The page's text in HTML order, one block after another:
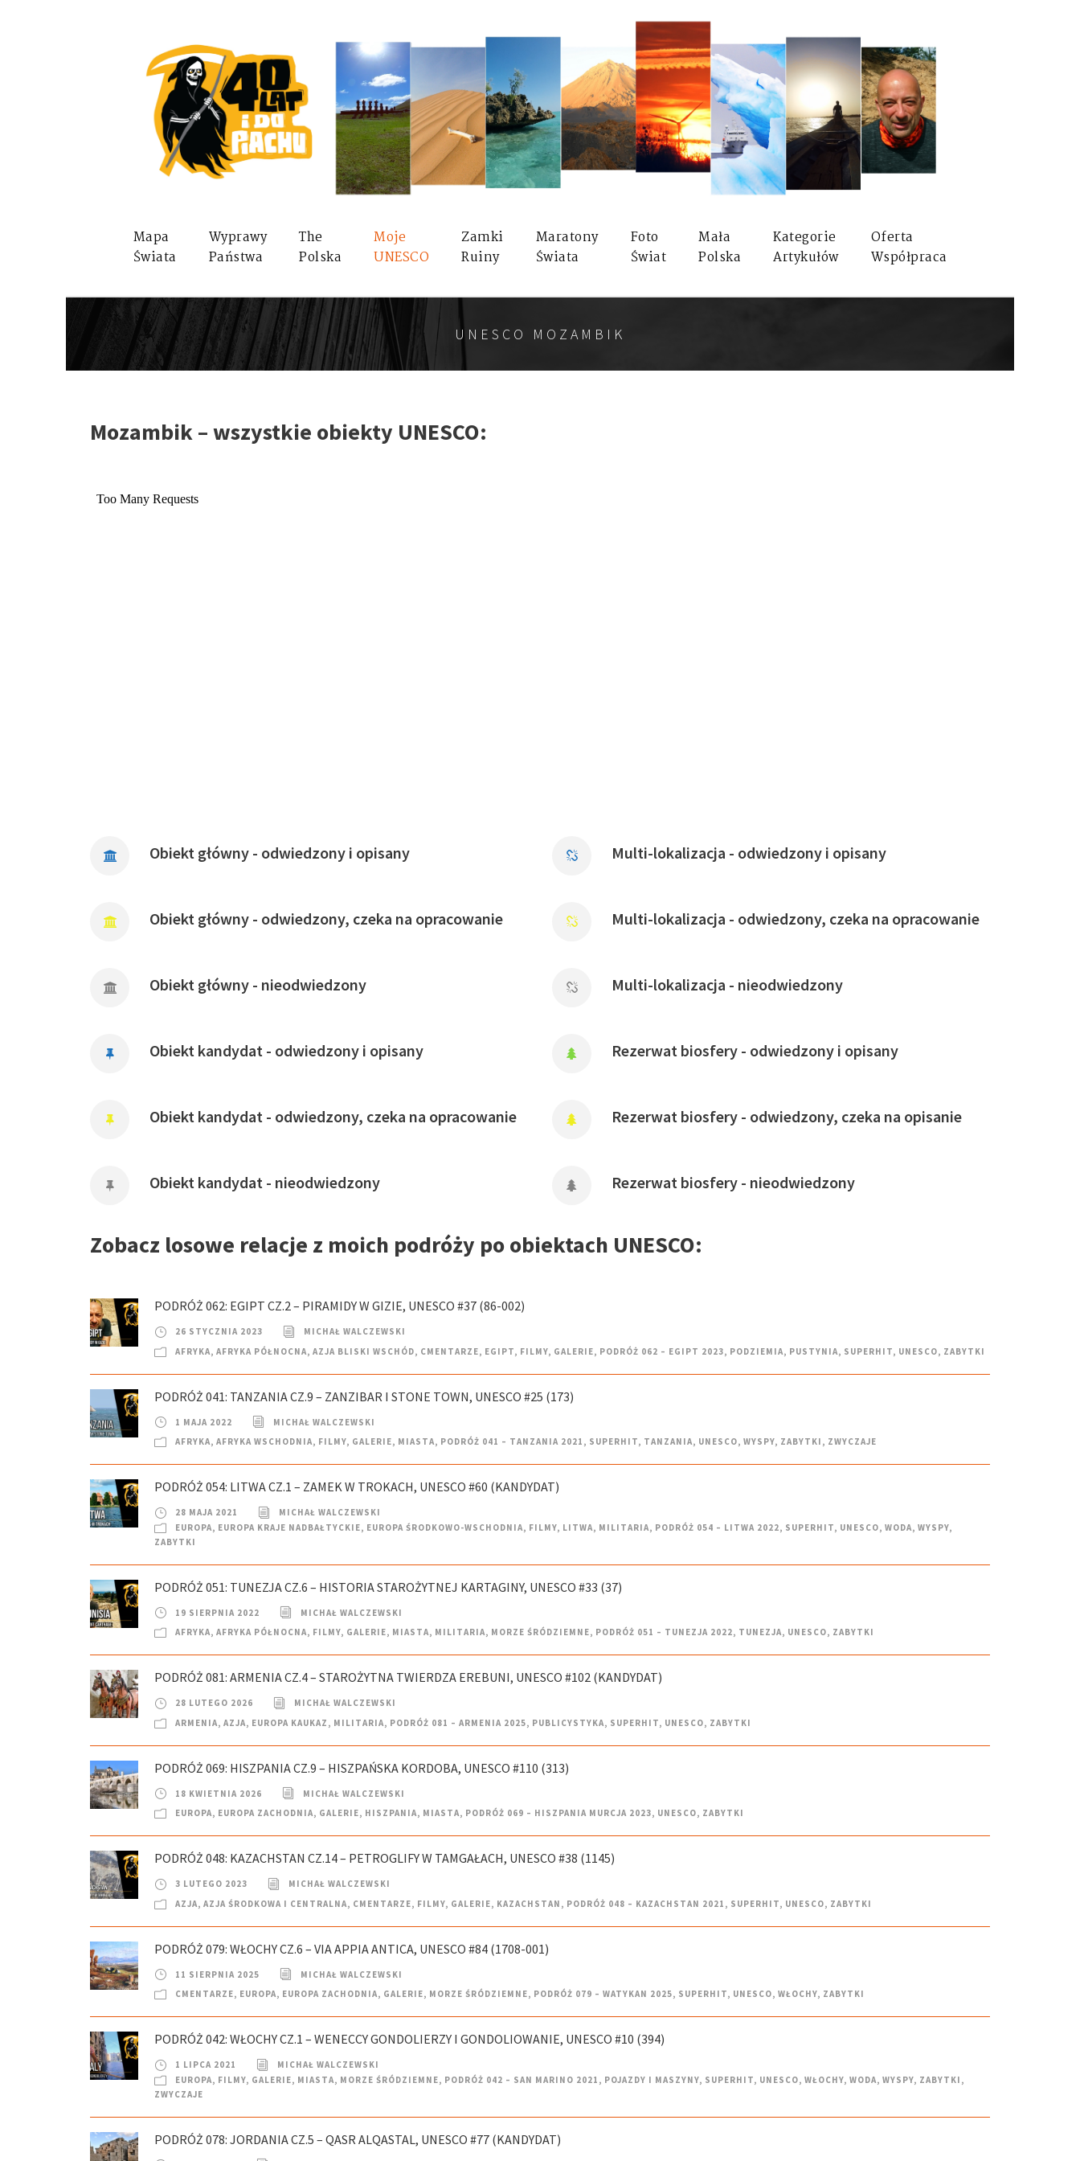
Mapa
Świata
Wyprawy
Państwa
The
Polska
Moje
UNESCO
Zamki
Ruiny
Maratony
Świata
Foto
Świat
Mała
Polska
Kategorie
Artykułów
Oferta
Współpraca
UNESCO MOZAMBIK
Mozambik – wszystkie obiekty UNESCO:
Obiekt główny - odwiedzony i opisany
Obiekt główny - odwiedzony, czeka na opracowanie
Obiekt główny - nieodwiedzony
Obiekt kandydat - odwiedzony i opisany
Obiekt kandydat - odwiedzony, czeka na opracowanie
Obiekt kandydat - nieodwiedzony
Multi-lokalizacja - odwiedzony i opisany
Multi-lokalizacja - odwiedzony, czeka na opracowanie
Multi-lokalizacja - nieodwiedzony
Rezerwat biosfery - odwiedzony i opisany
Rezerwat biosfery - odwiedzony, czeka na opisanie
Rezerwat biosfery - nieodwiedzony
Zobacz losowe relacje z moich podróży po obiektach UNESCO:
PODRÓŻ 062: EGIPT CZ.2 – PIRAMIDY W GIZIE, UNESCO #37 (86-002)
26 STYCZNIA 2023
MICHAŁ WALCZEWSKI
AFRYKA, AFRYKA PÓŁNOCNA, AZJA BLISKI WSCHÓD, CMENTARZE, EGIPT, FILMY, GALERIE, PODRÓŻ 062 – EGIPT 2023, PODZIEMIA, PUSTYNIA, SUPERHIT, UNESCO, ZABYTKI
PODRÓŻ 041: TANZANIA CZ.9 – ZANZIBAR I STONE TOWN, UNESCO #25 (173)
1 MAJA 2022
MICHAŁ WALCZEWSKI
AFRYKA, AFRYKA WSCHODNIA, FILMY, GALERIE, MIASTA, PODRÓŻ 041 – TANZANIA 2021 , SUPERHIT, TANZANIA, UNESCO, WYSPY, ZABYTKI , ZWYCZAJE
PODRÓŻ 054: LITWA CZ.1 – ZAMEK W TROKACH, UNESCO #60 (KANDYDAT)
28 MAJA 2021
MICHAŁ WALCZEWSKI
EUROPA, EUROPA KRAJE NADBAŁTYCKIE, EUROPA ŚRODKOWO-WSCHODNIA, FILMY, LITWA, MILITARIA, PODRÓŻ 054 – LITWA 2022, SUPERHIT, UNESCO, WODA, WYSPY,
ZABYTKI
PODRÓŻ 051: TUNEZJA CZ.6 – HISTORIA STAROŻYTNEJ KARTAGINY, UNESCO #33 (37)
19 SIERPNIA 2022
MICHAŁ WALCZEWSKI
AFRYKA, AFRYKA PÓŁNOCNA, FILMY, GALERIE, MIASTA, MILITARIA, MORZE ŚRÓDZIEMNE, PODRÓŻ 051 – TUNEZJA 2022, TUNEZJA, UNESCO, ZABYTKI
PODRÓŻ 081: ARMENIA CZ.4 – STAROŻYTNA TWIERDZA EREBUNI, UNESCO #102 (KANDYDAT)
28 LUTEGO 2026
MICHAŁ WALCZEWSKI
ARMENIA, AZJA, EUROPA KAUKAZ , MILITARIA, PODRÓŻ 081 – ARMENIA 2025, PUBLICYSTYKA, SUPERHIT, UNESCO, ZABYTKI
PODRÓŻ 069: HISZPANIA CZ.9 – HISZPAŃSKA KORDOBA, UNESCO #110 (313)
18 KWIETNIA 2026
MICHAŁ WALCZEWSKI
EUROPA, EUROPA ZACHODNIA, GALERIE, HISZPANIA, MIASTA, PODRÓŻ 069 – HISZPANIA MURCJA 2023, UNESCO, ZABYTKI
PODRÓŻ 048: KAZACHSTAN CZ.14 – PETROGLIFY W TAMGAŁACH, UNESCO #38 (1145)
3 LUTEGO 2023
MICHAŁ WALCZEWSKI
AZJA, AZJA ŚRODKOWA I CENTRALNA, CMENTARZE, FILMY, GALERIE, KAZACHSTAN , PODRÓŻ 048 – KAZACHSTAN 2021 , SUPERHIT, UNESCO, ZABYTKI
PODRÓŻ 079: WŁOCHY CZ.6 – VIA APPIA ANTICA, UNESCO #84 (1708-001)
11 SIERPNIA 2025
MICHAŁ WALCZEWSKI
CMENTARZE, EUROPA, EUROPA ZACHODNIA, GALERIE, MORZE ŚRÓDZIEMNE, PODRÓŻ 079 – WATYKAN 2025, SUPERHIT, UNESCO, WŁOCHY, ZABYTKI
PODRÓŻ 042: WŁOCHY CZ.1 – WENECCY GONDOLIERZY I GONDOLIOWANIE, UNESCO #10 (394)
1 LIPCA 2021
MICHAŁ WALCZEWSKI
EUROPA, FILMY, GALERIE, MIASTA, MORZE ŚRÓDZIEMNE, PODRÓŻ 042 – SAN MARINO 2021 , POJAZDY I MASZYNY, SUPERHIT, UNESCO, WŁOCHY, WODA, WYSPY, ZABYTKI ,
ZWYCZAJE
PODRÓŻ 078: JORDANIA CZ.5 – QASR ALQASTAL, UNESCO #77 (KANDYDAT)